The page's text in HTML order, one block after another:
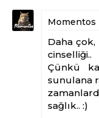
Momentos
Daha çok,
Çünkü
sunulana
sağlık.. :)